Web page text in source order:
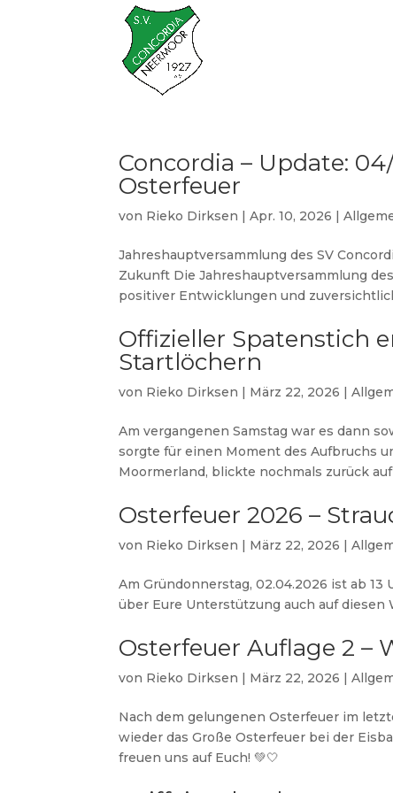
Concordia – Update:
Osterfeuer
von Rieko Dirksen |Apr. 10, 2026 |
Jahreshauptversammlung des SV
Zukunft Die Jahreshauptversammlung
positiver Entwicklungen und
Offizieller Spatenstich
Startlöchern
von Rieko Dirksen | März 22, 2026 |
Am vergangenen Samstag war es dann
sorgte für einen Moment des Aufbruchs
Moormerland, blickte nochmals zurück
Osterfeuer 2026 –
von Rieko Dirksen | März 22, 2026 |
Am Gründonnerstag, 02.04.2026 ist ab
über Eure Unterstützung auch auf diesen
Osterfeuer Auflage 2 –
von Rieko Dirksen | März 22, 2026 |
Nach dem gelungenen Osterfeuer im
wieder das Große Osterfeuer bei der
freuen uns auf Euch! 💚🤍